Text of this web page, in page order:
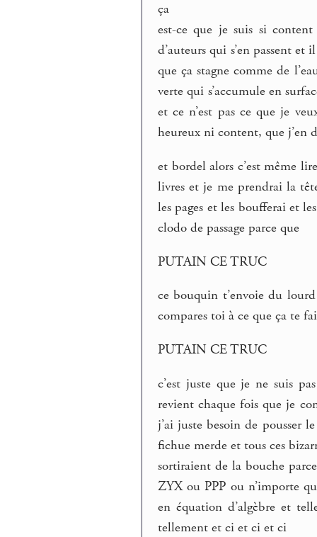
ça
est-ce que je suis si
d’auteurs qui s’en passent et
que ça stagne comme de
verte qui s’accumule en
et ce n’est pas ce que je
heureux ni content, que j’en
et bordel alors c’est même
livres et je me prendrai la
les pages et les boufferai et
clodo de passage parce que
PUTAIN CE TRUC
ce bouquin t’envoie du
compares toi à ce que ça te
PUTAIN CE TRUC
c’est juste que je ne suis
revient chaque fois que je
j’ai juste besoin de pousser
fichue merde et tous ces
sortiraient de la bouche
ZYX ou PPP ou n’importe
en équation d’algèbre et
tellement et ci et ci et ci